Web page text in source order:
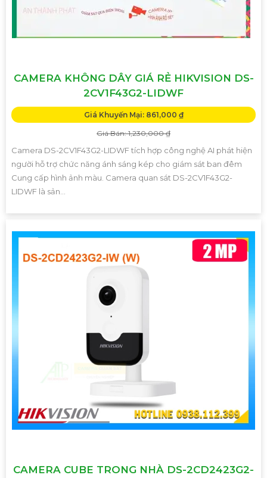
CAMERA KHÔNG DÂY GIÁ RẺ HIKVISION DS-
2CV1F43G2-LIDWF
Giá Khuyến Mại: 861,000 ₫
Giá Bán: 1,230,000 ₫
Camera DS-2CV1F43G2-LIDWF tích hợp công nghệ AI phát hiện
người hỗ trợ chức năng ánh sáng kép cho giám sát ban đêm
Cung cấp hình ảnh màu. Camera quan sát DS-2CV1F43G2-
LIDWF là sản...
CAMERA CUBE TRONG NHÀ DS-2CD2423G2-